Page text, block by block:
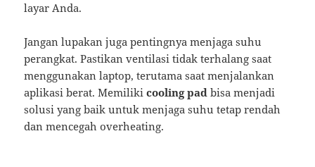
layar Anda.
Jangan lupakan juga pentingnya menjaga suhu
perangkat. Pastikan ventilasi tidak terhalang saat
menggunakan laptop, terutama saat menjalankan
aplikasi berat. Memilikicooling pad bisa menjadi
solusi yang baik untuk menjaga suhu tetap rendah
dan mencegah overheating.